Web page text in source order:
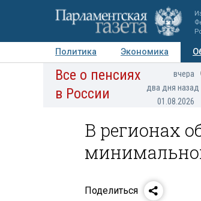
Политика Экономика
Авторы Персоны
Все о пенсиях
в России
вчера
два дня назад
01.08.2026
В регионах
Поделиться